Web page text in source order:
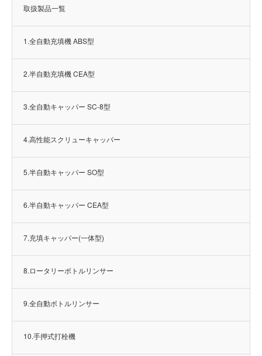
取扱製品一覧
1.全自動充填機 ABS型
2.半自動充填機 CEA型
3.全自動キャッパー SC-8型
4.高性能スクリューキャッパー
5.半自動キャッパー SO型
6.半自動キャッパー CEA型
7.充填キャッパー(一体型)
8.ロータリーボトルリンサー
9.全自動ボトルリンサー
10.手押式打栓機